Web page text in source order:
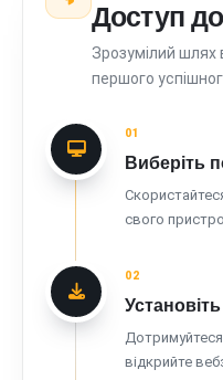
Доступ
Зрозумілий шлях
першого
01
Виберіть
свого
02
Дотримуйтеся
відкрийте